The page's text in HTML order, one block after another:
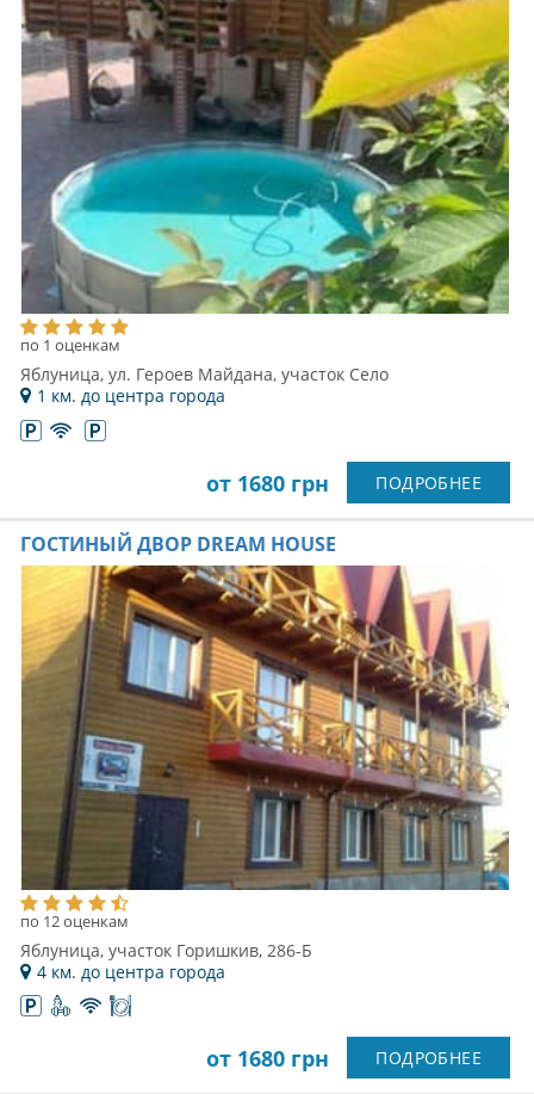
по 1 оценкам
Яблуница, ул. Героев Майдана, участок Село
1 км. до центра города
от 1680 грн ПОДРОБНЕЕ
ГОСТИНЫЙ ДВОР DREAM HOUSE
по 12 оценкам
Яблуница, участок Горишкив, 286-Б
4 км. до центра города
от 1680 грн ПОДРОБНЕЕ